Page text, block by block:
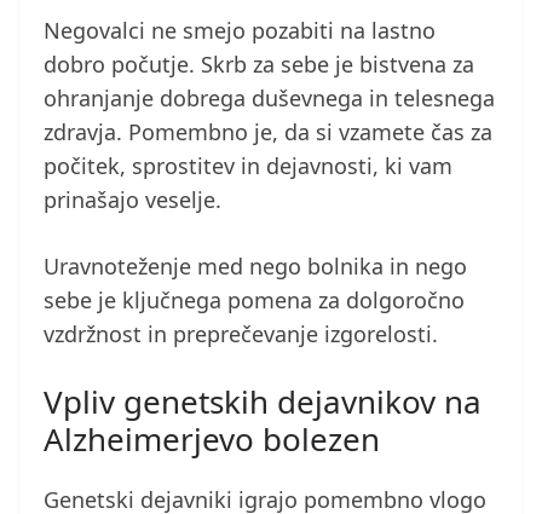
Negovalci ne smejo pozabiti na lastno
dobro počutje. Skrb za sebe je bistvena za
ohranjanje dobrega duševnega in telesnega
zdravja. Pomembno je, da si vzamete čas za
počitek, sprostitev in dejavnosti, ki vam
prinašajo veselje.
Uravnoteženje med nego bolnika in nego
sebe je ključnega pomena za dolgoročno
vzdržnost in preprečevanje izgorelosti.
Vpliv genetskih dejavnikov na
Alzheimerjevo bolezen
Genetski dejavniki igrajo pomembno vlogo